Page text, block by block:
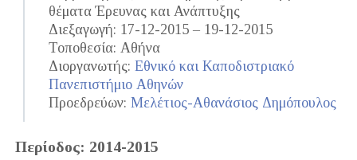
θέματα Έρευνας και Ανάπτυξης
Διεξαγωγή: 17-12-2015 – 19-12-2015
Τοποθεσία: Αθήνα
Διοργανωτής: Εθνικό και Καποδιστριακό
Πανεπιστήμιο Αθηνών
Προεδρεύων: Μελέτιος-Αθανάσιος Δημόπουλος
Περίοδος: 2014-2015